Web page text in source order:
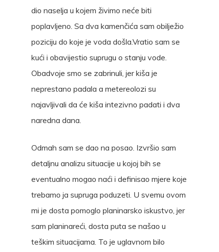
dio naselja u kojem živimo neće biti
poplavljeno. Sa dva kamenčića sam obilježio
poziciju do koje je voda došla.Vratio sam se
kući i obavijestio suprugu o stanju vode.
Obadvoje smo se zabrinuli, jer kiša je
neprestano padala a metereolozi su
najavljivali da će kiša intezivno padati i dva
naredna dana.
Odmah sam se dao na posao. Izvršio sam
detaljnu analizu situacije u kojoj bih se
eventualno mogao naći i definisao mjere koje
trebamo ja supruga poduzeti. U svemu ovom
mi je dosta pomoglo planinarsko iskustvo, jer
sam planinareći, dosta puta se našao u
teškim situacijama. To je uglavnom bilo